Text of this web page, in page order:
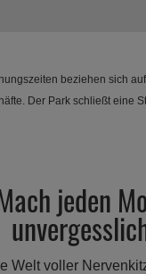
beziehen sich
Der Park schließt eine
jeden
Welt voller